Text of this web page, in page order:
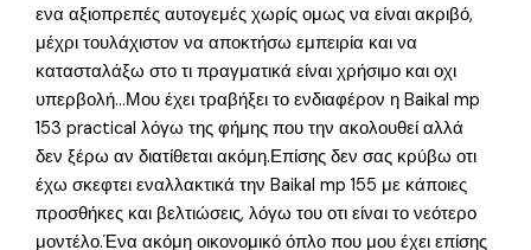
ενα αξιοπρεπές αυτογεμές χωρίς ομως να είναι ακριβό,
μέχρι τουλάχιστον να αποκτήσω εμπειρία και να
κατασταλάξω στο τι πραγματικά είναι χρήσιμο και οχι
υπερβολή…Μου έχει τραβήξει το ενδιαφέρον η Baikal mp
153 practical λόγω της φήμης που την ακολουθεί αλλά
δεν ξέρω αν διατίθεται ακόμη.Επίσης δεν σας κρύβω οτι
έχω σκεφτει εναλλακτικά την Baikal mp 155 με κάποιες
προσθήκες και βελτιώσεις, λόγω του οτι είναι το νεότερο
μοντέλο.Ένα ακόμη οικονομικό όπλο που μου έχει επίσης